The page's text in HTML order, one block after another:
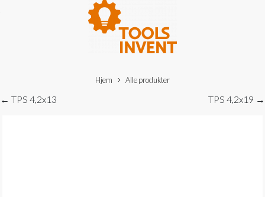
Hjem Alle produkter
TPS 4,2x19 →
← TPS 4,2x13